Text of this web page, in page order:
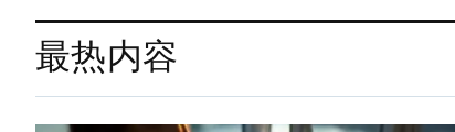
最热内容